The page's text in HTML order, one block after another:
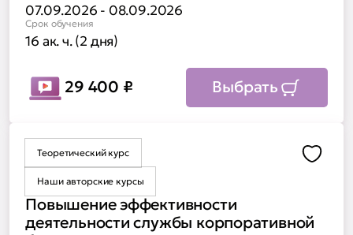
07.09.2026 - 08.09.2026
Срок обучения
16 ак. ч. (2 дня)
29 400 ₽ Выбрать
Теоретический курс
Наши авторские курсы
Повышение эффективности
деятельности службы корпоративной